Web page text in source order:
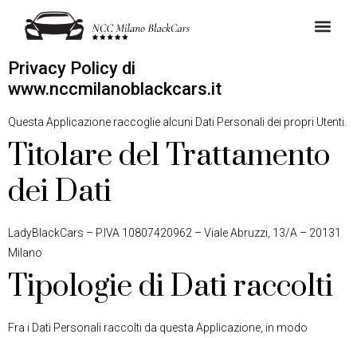
Privacy Policy di
www.nccmilanoblackcars.it
Questa Applicazione raccoglie alcuni Dati Personali dei propri Utenti.
Titolare del Trattamento
dei Dati
LadyBlackCars – P.IVA 10807420962 – Viale Abruzzi, 13/A – 20131
Milano
Tipologie di Dati raccolti
Fra i Dati Personali raccolti da questa Applicazione, in modo